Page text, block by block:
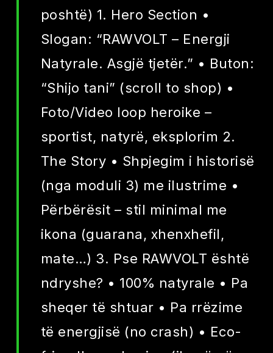
poshtë) 1. Hero Section •
Slogan: “RAWVOLT – Energji
Natyrale. Asgjë tjetër.” • Buton:
“Shijo tani” (scroll to shop) •
Foto/Video loop heroike –
sportist, natyrë, eksplorim 2.
The Story • Shpjegim i historisë
(nga moduli 3) me ilustrime •
Përbërësit – stil minimal me
ikona (guarana, xhenxhefil,
mate…) 3. Pse RAWVOLT është
ndryshe? • 100% natyrale • Pa
sheqer të shtuar • Pa rrëzime
të energjisë (no crash) • Eco-